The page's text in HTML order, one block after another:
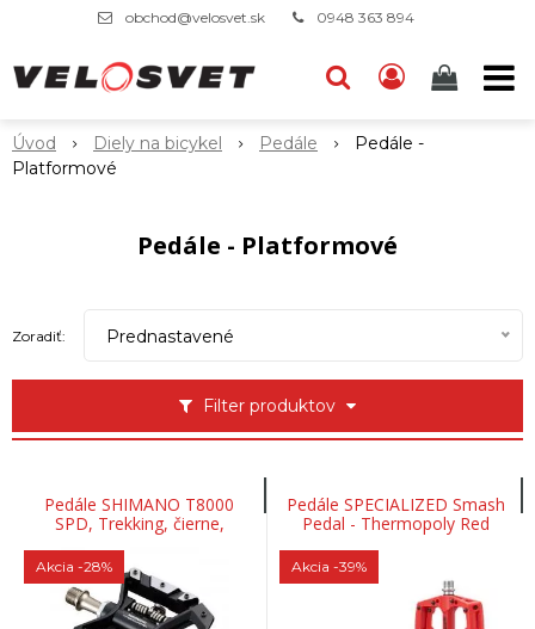
obchod@velosvet.sk 0948 363 894
Úvod Diely na bicykel Pedále
Pedále -
Platformové
Pedále - Platformové
Filter produktov
Zoradiť: Prednastavené
Pedále SHIMANO T8000
SPD, Trekking, čierne,
jednostranné
Akcia -28%
Pedále SPECIALIZED Smash
Pedal - Thermopoly Red
Akcia -39%